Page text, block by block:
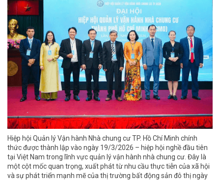
Hiệp hội Quản lý Vận hành Nhà chung cư TP. Hồ Chí Minh chính
thức được thành lập vào ngày 19/3/2026 – hiệp hội nghề đầu tiên
tại Việt Nam trong lĩnh vực quản lý vận hành nhà chung cư. Đây là
một cột mốc quan trọng, xuất phát từ nhu cầu thực tiễn của xã hội
và sự phát triển mạnh mẽ của thị trường bất động sản đô thị ngày